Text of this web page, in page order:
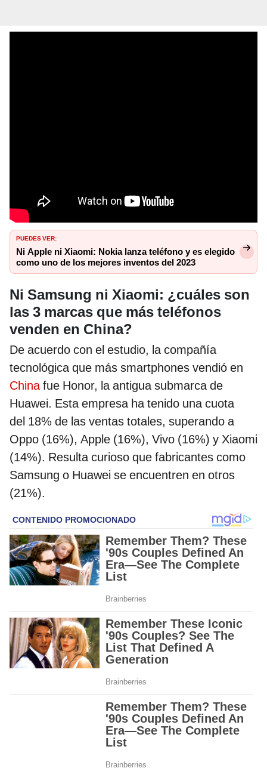
PUEDES VER:
Ni Apple ni Xiaomi: Nokia lanza teléfono y es elegido
como uno de los mejores inventos del 2023
Ni Samsung ni Xiaomi: ¿cuáles son
las 3 marcas que más teléfonos
venden en China?
De acuerdo con el estudio, la compañía
tecnológica que más smartphones vendió en
Chinafue Honor, la antigua submarca de
Huawei. Esta empresa ha tenido una cuota
del 18% de las ventas totales, superando a
Oppo (16%), Apple (16%), Vivo (16%) y Xiaomi
(14%). Resulta curioso que fabricantes como
Samsung o Huawei se encuentren en otros
(21%).